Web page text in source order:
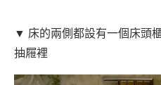
▼ 床的兩側都設有一個床頭
抽屜裡